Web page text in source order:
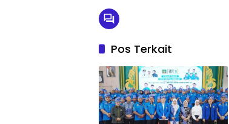
Pos Terkait